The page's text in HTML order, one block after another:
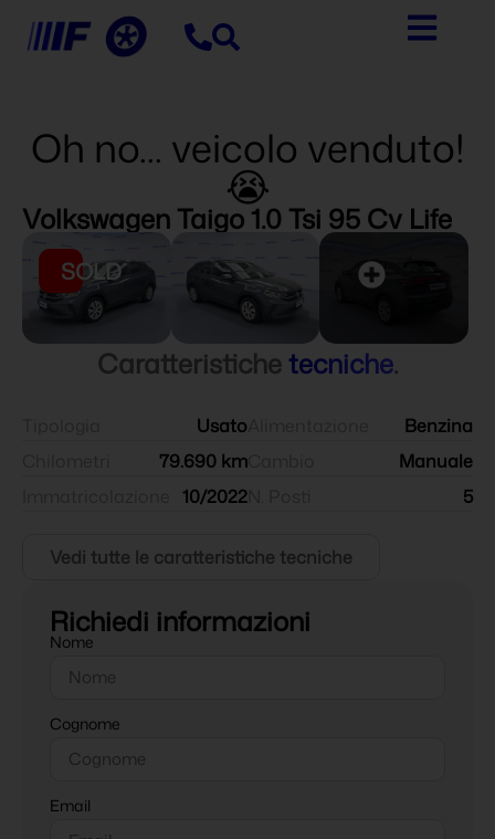
Oh no... veicolo venduto!
😭
Volkswagen Taigo 1.0 Tsi 95 Cv Life
SOLD
Caratteristichetecniche.
Usato
79.690 km
10/2022
Benzina
Manuale
5
Vedi tutte le caratteristiche tecniche
Richiedi informazioni
Nome
Cognome
Email